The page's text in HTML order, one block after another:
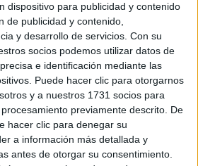
dispositivo para publicidad y contenido
de publicidad y contenido,
y desarrollo de servicios. Con su
socios podemos utilizar datos de
e identificación mediante las
Puede hacer clic para otorgarnos
y a nuestros 1731 socios para
previamente descrito. De
hacer clic para denegar su
a información más detallada y
antes de otorgar su consentimiento.
publicaciones
los eventos organizados por